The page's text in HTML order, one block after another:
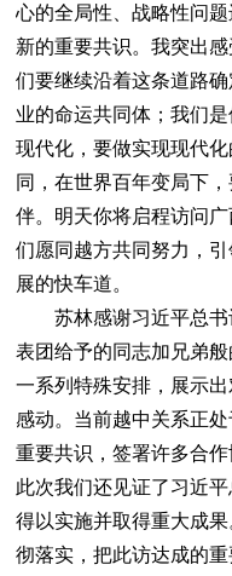
心的全局性、战略性问
新的重要共识。我突出
们要继续沿着这条道路
业的命运共同体；我们
现代化，要做实现现代
同，在世界百年变局下
伴。明天你将启程访问
们愿同越方共同努力，
展的快车道。
苏林感谢习近平总书
表团给予的同志加兄弟
一系列特殊安排，展示
感动。当前越中关系正
重要共识，签署许多合
此次我们还见证了习近
得以实施并取得重大成
彻落实，把此访达成的